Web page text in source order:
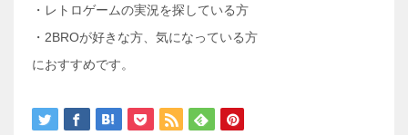
・レトロゲームの実況を探している方
・2BROが好きな方、気になっている方
におすすめです。